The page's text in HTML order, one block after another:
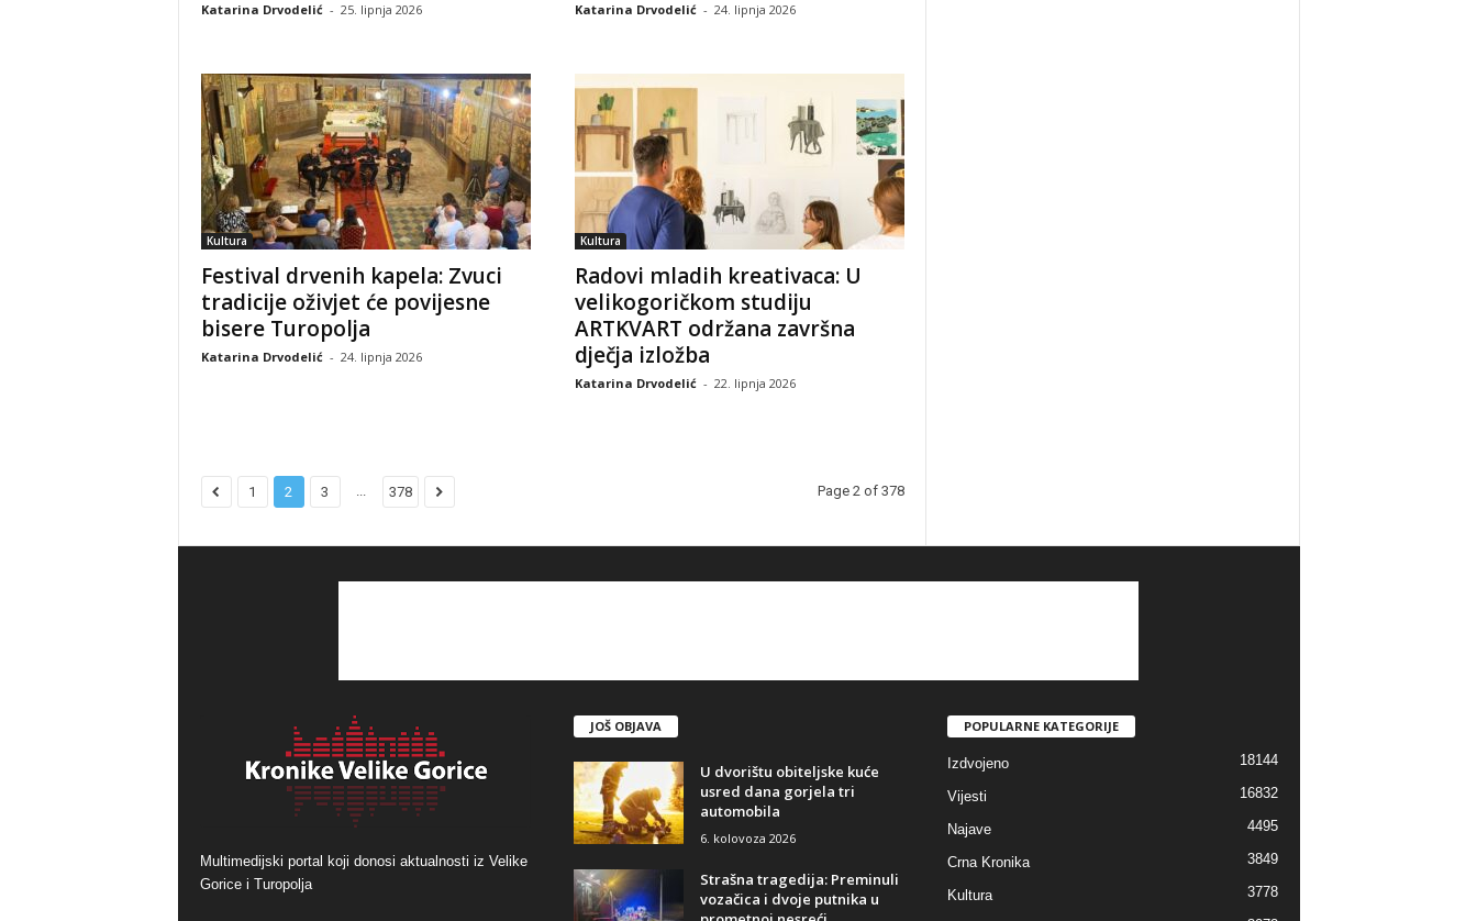
Katarina Drvodelić - 25. lipnja 2026 Katarina Drvodelić - 24. lipnja 2026
Kultura
Festival drvenih kapela: Zvuci
tradicije oživjet će povijesne
bisere Turopolja
Katarina Drvodelić - 24. lipnja 2026
Kultura
Radovi mladih kreativaca: U
velikogoričkom studiju
ARTKVART održana završna
dječja izložba
Katarina Drvodelić - 22. lipnja 2026
1 2 3 ... 378 Page 2 of 378
Multimedijski portal koji donosi aktualnosti iz Velike
Gorice i Turopolja
JOŠ OBJAVA
U dvorištu obiteljske kuće
usred dana gorjela tri
automobila
6. kolovoza 2026
Strašna tragedija: Preminuli
vozačica i dvoje putnika u
POPULARNE KATEGORIJE
Izdvojeno 18144
Vijesti 16832
Najave 4495
Crna Kronika 3849
Kultura 3778